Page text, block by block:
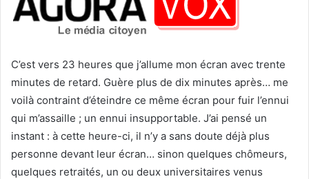
C’est vers 23 heures que j’allume mon écran avec trente
minutes de retard. Guère plus de dix minutes après… me
voilà contraint d’éteindre ce même écran pour fuir l’ennui
qui m’assaille ; un ennui insupportable. J’ai pensé un
instant : à cette heure-ci, il n’y a sans doute déjà plus
personne devant leur écran… sinon quelques chômeurs,
quelques retraités, un ou deux universitaires venus